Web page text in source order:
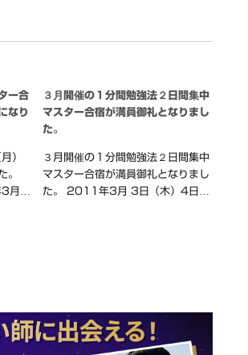
ー合
なり
）
。
月…
３月開催の１分間勉強法２日間集中
マスター合宿が満員御礼となりまし
た。
３月開催の１分間勉強法２日間集中
マスター合宿が満員御礼となりまし
た。 2011年3月 3日（木）4日…